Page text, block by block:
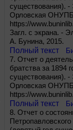
существования).
Орловская ОНУПБ
https://
Загл. с экрана. -
А. Бунина, 2015.
Полный текст
7. Отчет о
братства за 1894
существования).
Орловская ОНУПБ
https://
Полный текст
8. Отчет о